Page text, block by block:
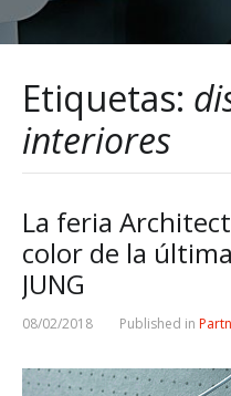
Etiquetas:
interiores
La feria
color de la
JUNG
08/02/2018 Published in